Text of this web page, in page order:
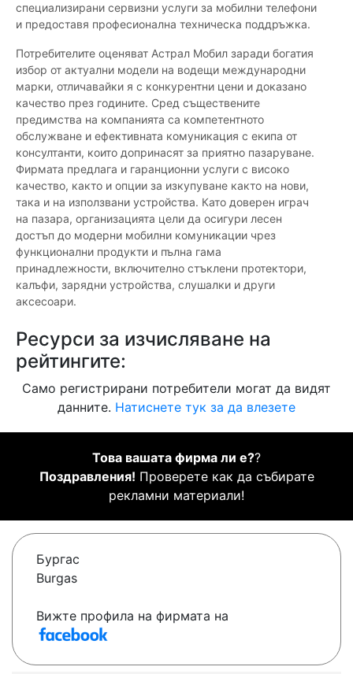
специализирани сервизни услуги за мобилни телефони
и предоставя професионална техническа поддръжка.
Потребителите оценяват Астрал Мобил заради богатия
избор от актуални модели на водещи международни
марки, отличавайки я с конкурентни цени и доказано
качество през годините. Сред съществените
предимства на компанията са компетентното
обслужване и ефективната комуникация с екипа от
консултанти, които допринасят за приятно пазаруване.
Фирмата предлага и гаранционни услуги с високо
качество, както и опции за изкупуване както на нови,
така и на използвани устройства. Като доверен играч
на пазара, организацията цели да осигури лесен
достъп до модерни мобилни комуникации чрез
функционални продукти и пълна гама
принадлежности, включително стъклени протектори,
калъфи, зарядни устройства, слушалки и други
аксесоари.
Ресурси за изчисляване на
рейтингите:
Само регистрирани потребители могат да видят
данните. Натиснете тук за да влезете
Това вашата фирма ли е??
Поздравления! Проверете как да събирате
рекламни материали!
Бургас
Burgas
Вижте профила на фирмата на